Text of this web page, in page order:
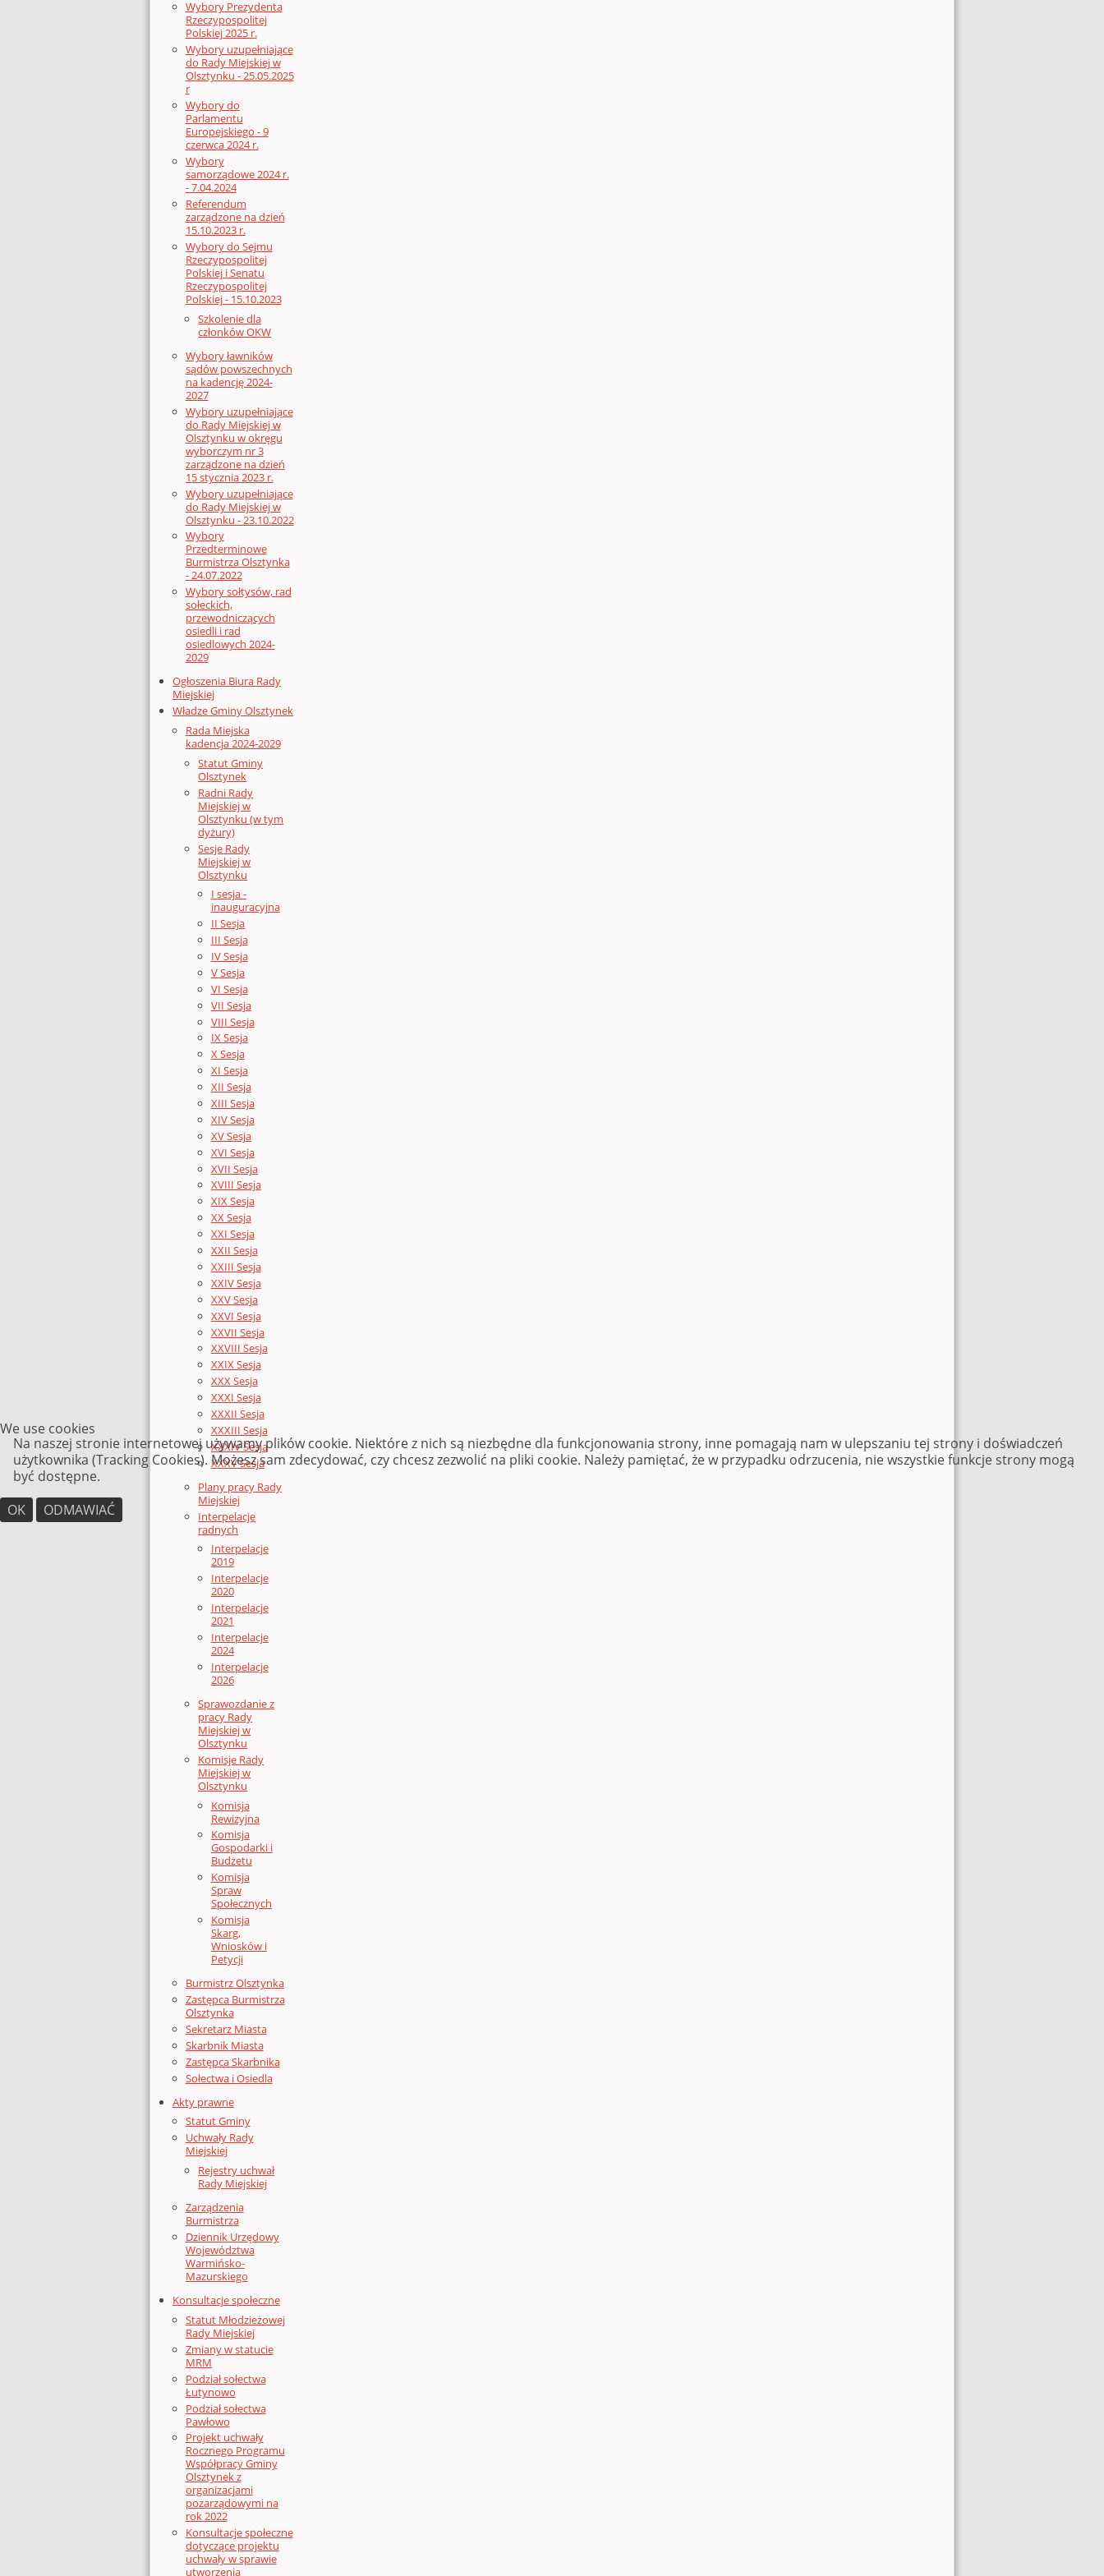
Wybory Prezydenta
Rzeczypospolitej
Polskiej 2025 r.
Wybory uzupełniające
do Rady Miejskiej w
Olsztynku - 25.05.2025
r
Wybory do
Parlamentu
Europejskiego - 9
czerwca 2024 r.
Wybory
samorządowe 2024 r.
- 7.04.2024
Referendum
zarządzone na dzień
15.10.2023 r.
Wybory do Sejmu
Rzeczypospolitej
Polskiej i Senatu
Rzeczypospolitej
Polskiej - 15.10.2023
Szkolenie dla
członków OKW
Wybory ławników
sądów powszechnych
na kadencję 2024-
2027
Wybory uzupełniające
do Rady Miejskiej w
Olsztynku w okręgu
wyborczym nr 3
zarządzone na dzień
15 stycznia 2023 r.
Wybory uzupełniające
do Rady Miejskiej w
Olsztynku - 23.10.2022
Wybory
Przedterminowe
Burmistrza Olsztynka
- 24.07.2022
Wybory sołtysów, rad
sołeckich,
przewodniczących
osiedli i rad
osiedlowych 2024-
2029
Ogłoszenia Biura Rady
Miejskiej
Władze Gminy Olsztynek
Rada Miejska
kadencja 2024-2029
Statut Gminy
Olsztynek
Radni Rady
Miejskiej w
Olsztynku (w tym
dyżury)
Sesje Rady
Miejskiej w
Olsztynku
I sesja -
inauguracyjna
II Sesja
III Sesja
IV Sesja
V Sesja
VI Sesja
VII Sesja
VIII Sesja
IX Sesja
X Sesja
XI Sesja
XII Sesja
XIII Sesja
XIV Sesja
XV Sesja
XVI Sesja
XVII Sesja
XVIII Sesja
XIX Sesja
XX Sesja
XXI Sesja
XXII Sesja
XXIII Sesja
XXIV Sesja
XXV Sesja
XXVI Sesja
XXVII Sesja
XXVIII Sesja
XXIX Sesja
XXX Sesja
XXXI Sesja
XXXII Sesja
XXXIII Sesja
XXXIV Sesja
XXXV Sesja
Plany pracy Rady
Miejskiej
Interpelacje
radnych
Interpelacje
2019
Interpelacje
2020
Interpelacje
2021
Interpelacje
2024
Interpelacje
2026
Sprawozdanie z
pracy Rady
Miejskiej w
Olsztynku
Komisje Rady
Miejskiej w
Olsztynku
Komisja
Rewizyjna
Komisja
Gospodarki i
Budżetu
Komisja
Spraw
Społecznych
Komisja
Skarg,
Wniosków i
Petycji
Burmistrz Olsztynka
Zastępca Burmistrza
Olsztynka
Sekretarz Miasta
Skarbnik Miasta
Zastępca Skarbnika
Sołectwa i Osiedla
Akty prawne
Statut Gminy
Uchwały Rady
Miejskiej
Rejestry uchwał
Rady Miejskiej
Zarządzenia
Burmistrza
Dziennik Urzędowy
Województwa
Warmińsko-
Mazurskiego
Konsultacje społeczne
Statut Młodzieżowej
Rady Miejskiej
Zmiany w statucie
MRM
Podział sołectwa
Łutynowo
Podział sołectwa
Pawłowo
Projekt uchwały
Rocznego Programu
Współpracy Gminy
Olsztynek z
organizacjami
pozarządowymi na
rok 2022
Konsultacje społeczne
dotyczące projektu
uchwały w sprawie
utworzenia
We use cookies
Na naszej stronie internetowej używamy plików cookie. Niektóre z nich są niezbędne dla funkcjonowania strony, inne pomagają nam w ulepszaniu tej strony i doświadczeń
użytkownika (Tracking Cookies). Możesz sam zdecydować, czy chcesz zezwolić na pliki cookie. Należy pamiętać, że w przypadku odrzucenia, nie wszystkie funkcje strony mogą
być dostępne.
OK
ODMAWIAĆ